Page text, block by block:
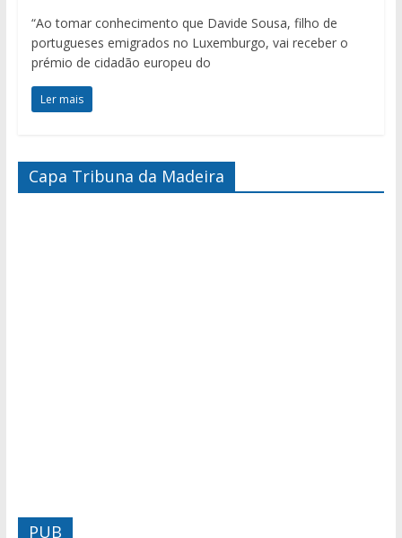
“Ao tomar conhecimento que Davide Sousa, filho de
portugueses emigrados no Luxemburgo, vai receber o
prémio de cidadão europeu do
Ler mais
Capa Tribuna da Madeira
PUB